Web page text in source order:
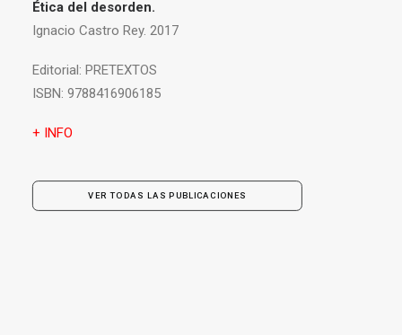
Ética del desorden.
Ignacio Castro Rey. 2017
Editorial: PRETEXTOS
ISBN: 9788416906185
+ INFO
VER TODAS LAS PUBLICACIONES